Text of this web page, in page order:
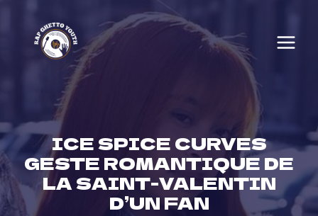
content
ICE SPICE CURVES
GESTE ROMANTIQUE DE
LA SAINT-VALENTIN
D’UN FAN